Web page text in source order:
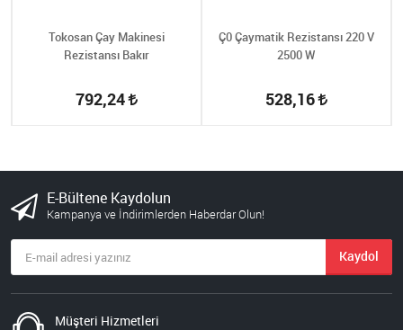
Tokosan Çay Makinesi
Rezistansı Bakır
792,24
Ç0 Çaymatik Rezistansı 220 V
2500 W
528,16
E-Bültene Kaydolun
Kampanya ve İndirimlerden Haberdar Olun!
Kaydol
Müşteri Hizmetleri